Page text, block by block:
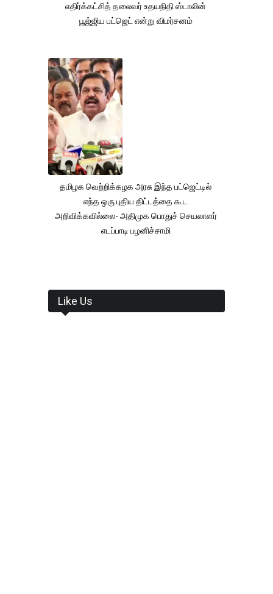
எதிர்க்கட்சித் தலைவர் உதயநிதி ஸ்டாலின்
பூஜ்ஜிய பட்ஜெட் என்று விமர்சனம்
தமிழக வெற்றிக்கழக அரசு இந்த பட்ஜெட்டில்
எந்த ஒரு புதிய திட்டத்தை கூட
அறிவிக்கவில்லை- அதிமுக பொதுச் செயலாளர்
எடப்பாடி பழனிச்சாமி
Like Us